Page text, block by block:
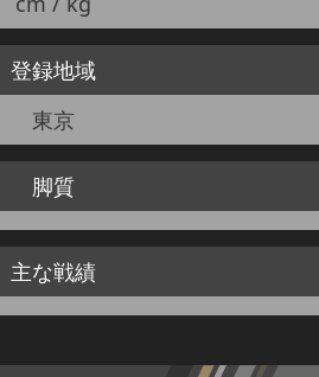
登録地域
東京
脚質
主な戦績